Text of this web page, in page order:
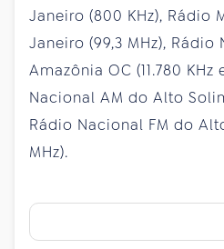
Janeiro (800 KHz), Rádio
Janeiro (99,3 MHz), Rádio
Amazônia OC (11.780 KHz
Nacional AM do Alto
Rádio Nacional FM do
MHz).